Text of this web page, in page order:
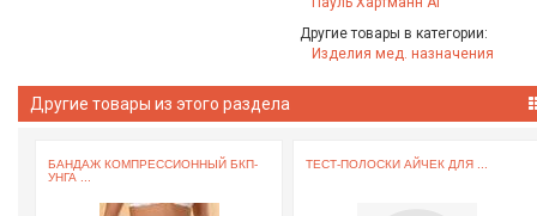
Другие товары в категории:
Изделия мед. назначения
Другие товары из этого раздела
БАНДАЖ КОМПРЕССИОННЫЙ БКП-
УНГА ...
ТЕСТ-ПОЛОСКИ АЙЧЕК ДЛЯ ...